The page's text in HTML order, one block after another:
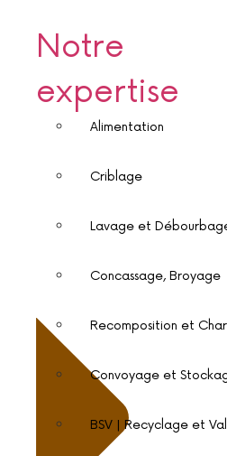
Notre
expertise
Alimentation
Criblage
Lavage et
Concassage, Broyage
Recomposition et
Convoyage et
BSV | Recyclage et